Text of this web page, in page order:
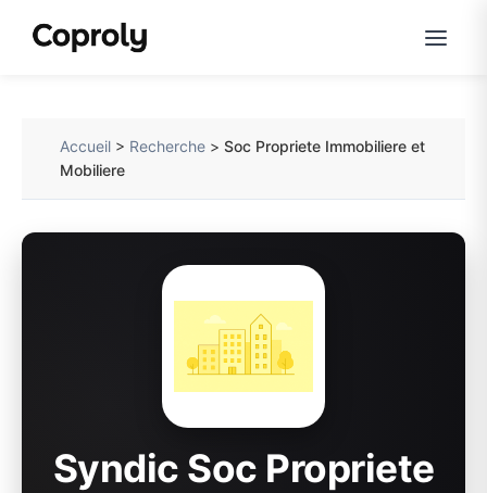
Accueil > Recherche >Soc Propriete Immobiliere et
Mobiliere
Syndic Soc Propriete